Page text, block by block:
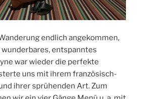
endlich angekommen,
entspanntes
war wieder die perfekte
uns mit ihrem französisch-
ihrer sprühenden Art. Zum